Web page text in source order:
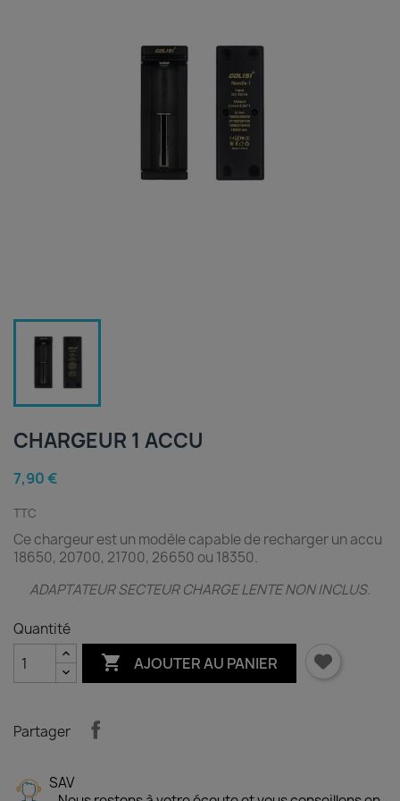
CHARGEUR 1 ACCU
7,90 €
TTC
Ce chargeur est un modèle capable de recharger un accu
18650, 20700, 21700, 26650 ou 18350.
ADAPTATEUR SECTEUR CHARGE LENTE NON INCLUS.
Quantité
 AJOUTER AU PANIER
Partager
SAV